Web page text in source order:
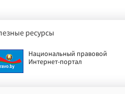
ресурсы
Национальный правовой
Интернет-портал